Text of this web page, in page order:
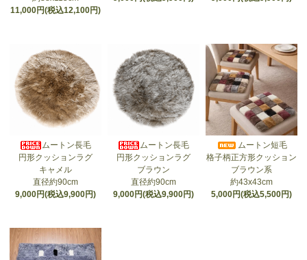
11,000円(税込12,100円)
ムートン長毛
円形クッションラグ
キャメル
直径約90cm
9,000円(税込9,900円)
ムートン長毛
円形クッションラグ
ブラウン
直径約90cm
9,000円(税込9,900円)
ムートン短毛
格子柄正方形クッション
ブラウン系
約43x43cm
5,000円(税込5,500円)